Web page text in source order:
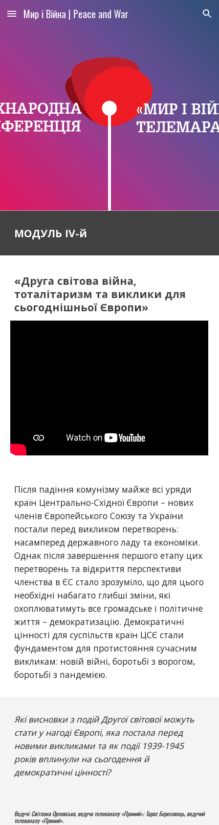
Skip to main content Skip to navigation
Мир і Війна | Peace and War
МОДУЛЬ IV-й
«Друга світова війна,
тоталітаризм та виклики для
сьогоднішньої Європи»
Після падіння комунізму майже всі уряди
країн Центрально-Східної Європи – нових
членів Європейського Союзу та України
постали перед викликом перетворень:
насамперед державного ладу та економіки.
Однак після завершення першого етапу цих
перетворень та відкриття перспективи
членства в ЄС стало зрозуміло, що для цього
необхідні набагато глибші зміни, які
охоплюватимуть все громадське і політичне
життя – демократизацію. Демократичні
цінності для суспільств країн ЦСЄ стали
фундаментом для протистояння сучасним
викликам: новій війні, боротьбі з ворогом,
боротьбі з пандемією.
Які висновки з подій Другої світової можуть
стати у нагоді Європі, яка постала перед
новими викликами та як події 1939-1945
років вплинули на сьогодення й
демократичні цінності?
Ведучі: Світлана Орловська, ведуча телеканалу «Прямий»; Тарас Березовець, ведучий
телеканалу «Прямий».